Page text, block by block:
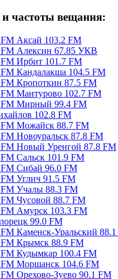
и частоты вещания:
Аксай 103.2 FM
FM Алексин 67.85 УКВ
Ирбит 101.7 FM
Кандалакша 104.5 FM
Кропоткин 87.5 FM
Мантурово 102.7 FM
FM Мирный 99.4 FM
102.8 FM
FM Можайск 88.7 FM
Новоуральск 87.8 FM
FM Новый Уренгой 87.8 FM
Сальск 101.9 FM
Сибай 96.0 FM
Углич 91.5 FM
FM Учалы 88.3 FM
Чусовой 88.7 FM
Амурск 103.3 FM
99.0 FM
Каменск-Уральский
FM Крымск 88.9 FM
Кудымкар 100.4 FM
FM Моршанск 104.6 FM
Орехово-Зуево 90.1 FM